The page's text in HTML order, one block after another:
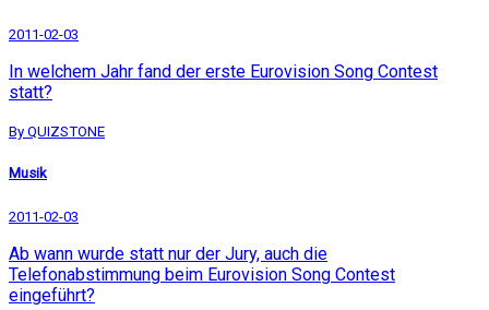
2011-02-03
In welchem Jahr fand der erste Eurovision Song Contest
statt?
By QUIZSTONE
Musik
2011-02-03
Ab wann wurde statt nur der Jury, auch die
Telefonabstimmung beim Eurovision Song Contest
eingeführt?